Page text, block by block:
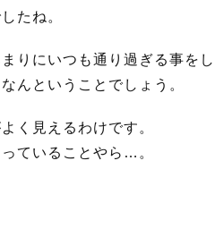
たね。
りにいつも通り過ぎる事を
んということでしょう。
く見えるわけです。
ていることやら…。